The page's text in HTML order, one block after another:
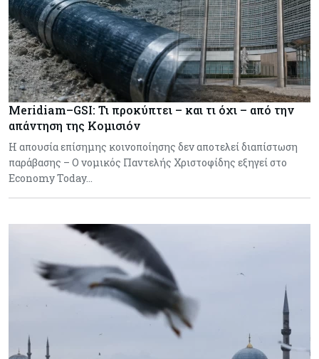
Meridiam–GSI: Τι προκύπτει – και τι όχι – από την
απάντηση της Κομισιόν
Η απουσία επίσημης κοινοποίησης δεν αποτελεί διαπίστωση
παράβασης – Ο νομικός Παντελής Χριστοφίδης εξηγεί στο
Economy Today…